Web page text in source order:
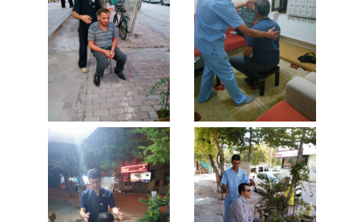
Sonrası,konya hacamat
Duyurular, Hacamat Nasıl
yapılır,Hacamatın Faydaları
Nelerdir,Kupa Tedavisi
Nedir,Hacamat Takvimi,konya
hacamat, hacamat
sentifikası,Çıbanlara,Diş Eti
İltihabı sülük tedavisi,Dudak
Çatlaması Egzama sülük